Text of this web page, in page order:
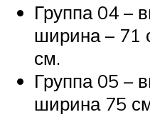
Группа 04 –
ширина – 71
см.
Группа 05 –
ширина 75